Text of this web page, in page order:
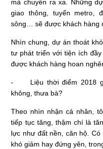
mà chuyển ra xa. Những
giao thông, tuyến metro,
sông… sẽ được khách hàng
Nhìn chung, dự án thoát
tư phát triển với tiện ích
được khách hàng hoan
- Liệu thời điểm 2018
không, thưa bà?
Theo nhìn nhận cá nhân,
tiếp tục tăng, thậm chí là
lực như đất nền, căn hộ.
khó giảm hay đứng yên,